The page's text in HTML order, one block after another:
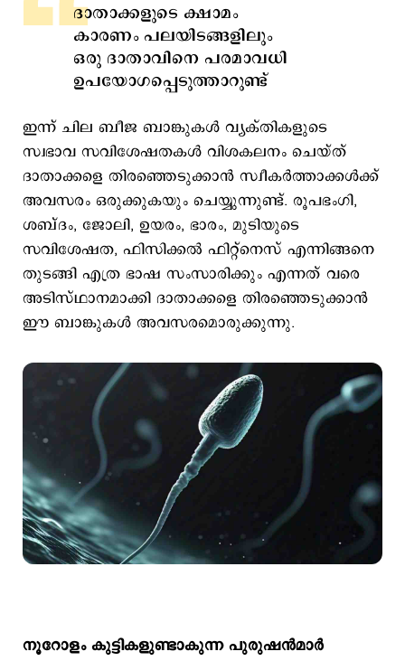
ദാതാക്കളുടെ ക്ഷാമം
കാരണം പലയിടങ്ങളിലും
ഒരു ദാതാവിനെ പരമാവധി
ഉപയോഗപ്പെടുത്താറുണ്ട്
ഇന്ന് ചില ബീജ ബാങ്കുകള്‍ വ്യക്തികളുടെ
സ്വഭാവ സവിശേഷതകള്‍ വിശകലനം ചെയ്ത്
ദാതാക്കളെ തിരഞ്ഞെടുക്കാന്‍ സ്വീകര്‍ത്താക്കള്‍ക്ക്
അവസരം ഒരുക്കുകയും ചെയ്യുന്നുണ്ട്. രൂപഭംഗി,
ശബ്ദം, ജോലി, ഉയരം, ഭാരം, മുടിയുടെ
സവിശേഷത, ഫിസിക്കല്‍ ഫിറ്റ്നെസ് എന്നിങ്ങനെ
തുടങ്ങി എത്ര ഭാഷ സംസാരിക്കും എന്നത് വരെ
അടിസ്ഥാനമാക്കി ദാതാക്കളെ തിരഞ്ഞെടുക്കാന്‍
ഈ ബാങ്കുകള്‍ അവസരമൊരുക്കുന്നു.
നൂറോളം കുട്ടികളുണ്ടാകുന്ന പുരുഷന്‍മാര്‍‌